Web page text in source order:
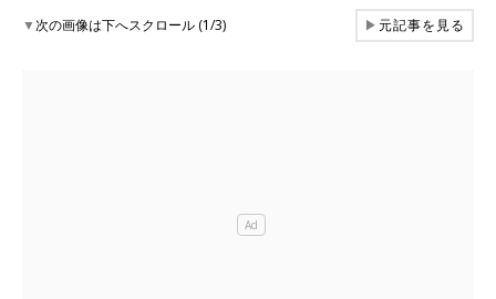
▼次の画像は下へスクロール (1/3) ▶元記事を見る